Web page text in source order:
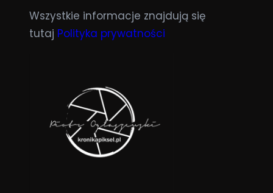
Wszystkie informacje znajdują się
tutaj Polityka prywatności